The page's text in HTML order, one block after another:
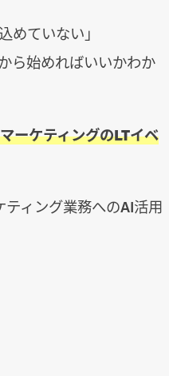
めていない」
ら始めればいいかわか
ーケティングのLTイベ
ィング業務へのAI活用